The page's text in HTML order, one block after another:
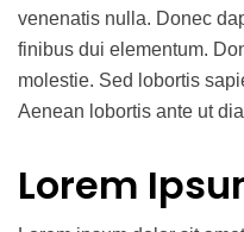
venenatis nulla. Donec
finibus dui elementum.
molestie. Sed lobortis
Aenean lobortis ante ut
Lorem